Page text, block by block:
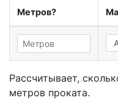
Метров?
Рассчитывает,
метров проката.